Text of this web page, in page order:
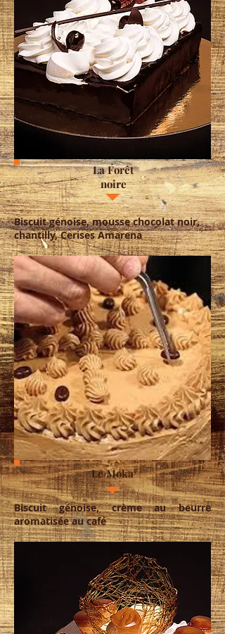
La Forêt
noire
Biscuit génoise, mousse chocolat noir,
chantilly, Cerises Amarena
Le Moka
Biscuit génoise, crème au beurre
aromatisée au café